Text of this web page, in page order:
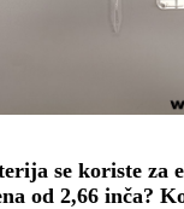
se koriste za
od 2,66 inča?